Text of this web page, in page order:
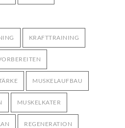
KRAFTTRAINING
MUSKELAUFBAU
MUSKELKATER
REGENERATION